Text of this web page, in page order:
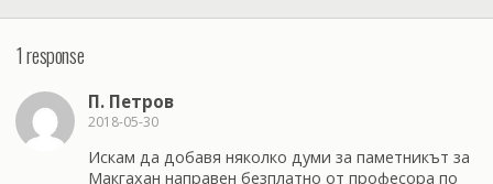
1 response
П. Петров
2018-05-30
Искам да добавя няколко думи за паметникът за
Макгахан направен безплатно от професора по